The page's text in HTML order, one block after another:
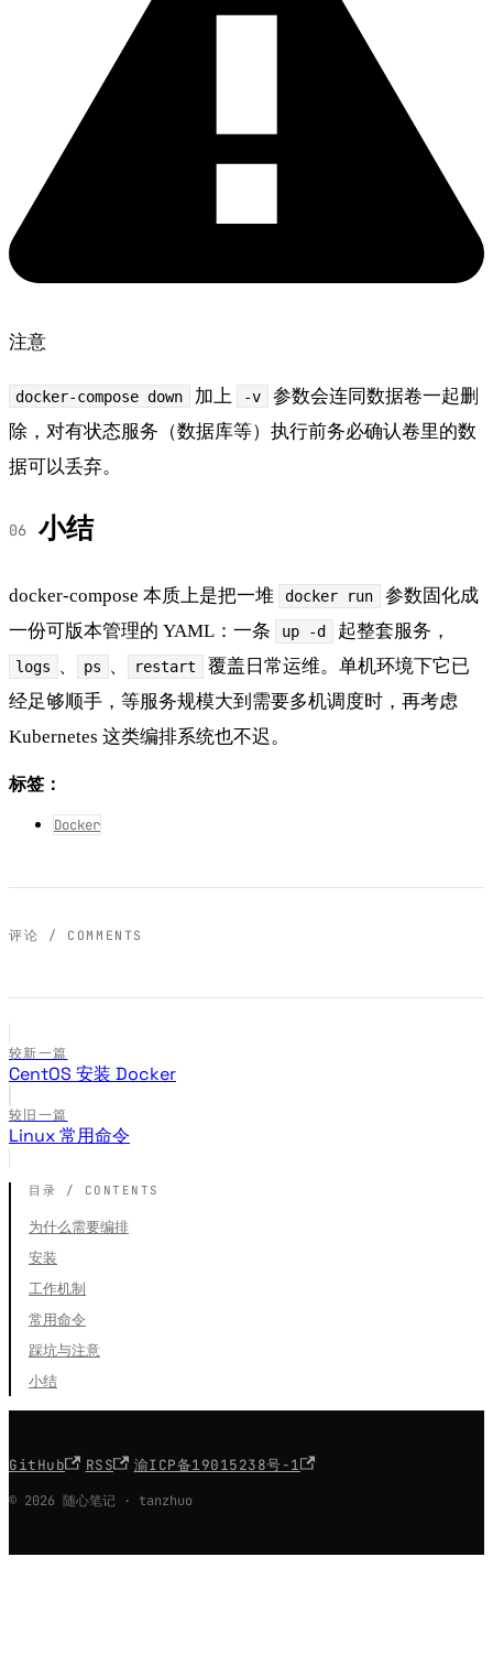
注意
docker-compose down 加上 -v
参数会连同数据卷一起删
除，对有状态服务（数据库等）执行前务必确认卷里的数
据可以丢弃。
小结
docker-compose 本质上是把一堆 docker run
参数固化成
一份可版本管理的 YAML：一条
up -d 起整套服务，
logs 、 ps 、 restart
覆盖日常运维。单机环境下它已
经足够顺手，等服务规模大到需要多机调度时，再考虑
Kubernetes 这类编排系统也不迟。
标签：
Docker
评论 / COMMENTS
较新一篇
CentOS 安装 Docker
较旧一篇
Linux 常用命令
为什么需要编排
安装
工作机制
常用命令
踩坑与注意
小结
GitHub · RSS · 渝ICP备19015238号-1
© 2026 随心笔记 · tanzhuo